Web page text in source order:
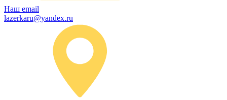
Наш email
lazerkaru@yandex.ru